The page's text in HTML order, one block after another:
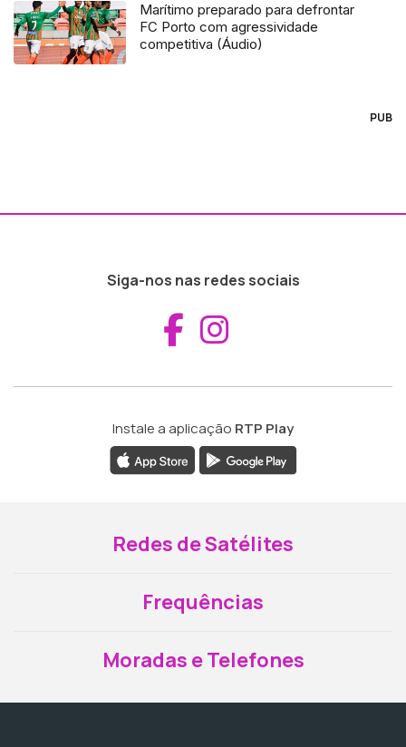
Marítimo preparado para defrontar
FC Porto com agressividade
competitiva (Áudio)
PUB
Siga-nos nas redes sociais
Aceder ao
Instale a aplicação RTP Play
Redes de Satélites
Frequências
Moradas e Telefones